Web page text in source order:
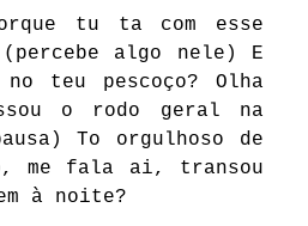
tu ta com esse
(percebe algo nele) E
teu pescoço? Olha
o rodo geral na
To orgulhoso de
me fala ai, transou
à noite?